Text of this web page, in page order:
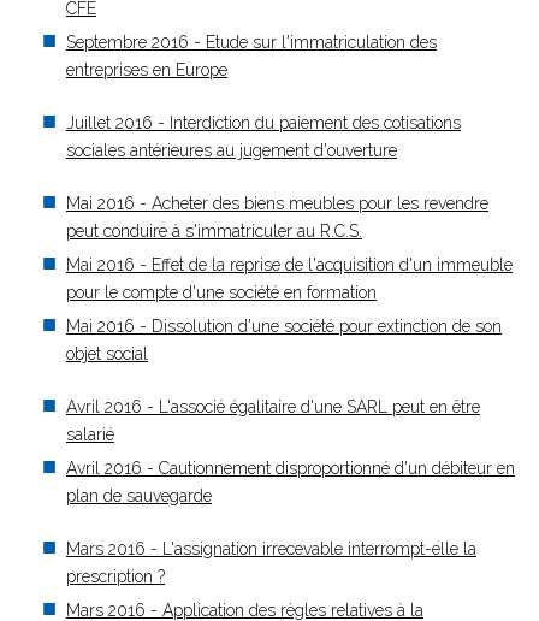
CFE
Septembre 2016 - Etude sur l'immatriculation des
entreprises en Europe
Juillet 2016 - Interdiction du paiement des cotisations
sociales antérieures au jugement d'ouverture
Mai 2016 - Acheter des biens meubles pour les revendre
peut conduire à s'immatriculer au R.C.S.
Mai 2016 - Effet de la reprise de l'acquisition d'un immeuble
pour le compte d'une société en formation
Mai 2016 - Dissolution d'une société pour extinction de son
objet social
Avril 2016 - L'associé égalitaire d'une SARL peut en être
salarié
Avril 2016 - Cautionnement disproportionné d'un débiteur en
plan de sauvegarde
Mars 2016 - L'assignation irrecevable interrompt-elle la
prescription ?
Mars 2016 - Application des règles relatives à la